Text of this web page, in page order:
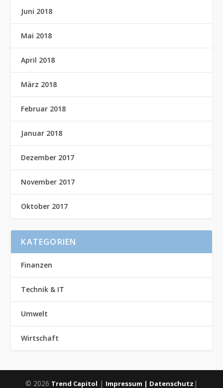
Juni 2018
Mai 2018
April 2018
März 2018
Februar 2018
Januar 2018
Dezember 2017
November 2017
Oktober 2017
KATEGORIEN
Finanzen
Technik & IT
Umwelt
Wirtschaft
© 2026 Trend Capitol | Impressum | Datenschutz |